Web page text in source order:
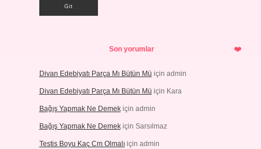
Son yorumlar
Divan Edebiyatı Parça Mı Bütün Mü için admin
Divan Edebiyatı Parça Mı Bütün Mü için Kara
Bağış Yapmak Ne Demekiçin admin
Bağış Yapmak Ne Demekiçin Sarsılmaz
Testis Boyu Kaç Cm Olmalıiçin admin